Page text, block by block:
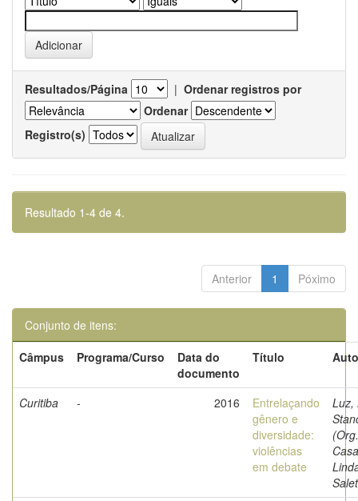
Resultados/Página | Ordenar registros por
Ordenar
Registro(s)
Resultado 1-4 de 4.
Anterior 1 Póximo
Conjunto de itens:
Câmpus
Programa/Curso
Data do
documento
Título
Curitiba - 2016
Entrelaçando
gênero e
diversidade:
violências
em debate
Luz,